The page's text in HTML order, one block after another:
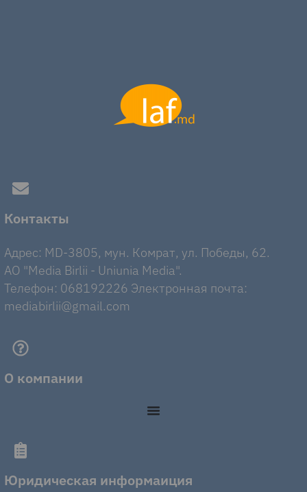
Контакты
Адрес: MD-3805, мун. Комрат, ул. Победы, 62.
AO "Media Birlii - Uniunia Media".
Телефон: 068192226 Электронная почта:
mediabirlii@gmail.com
О компании
Юридическая информаиция